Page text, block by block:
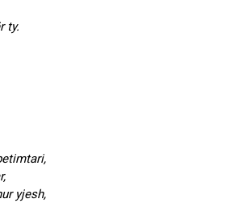
ty.
yjesh,